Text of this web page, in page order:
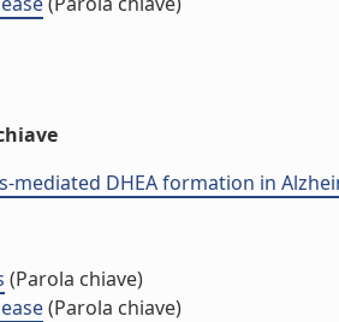
mediated DHEA formation in
(Parola chiave)
(Parola chiave)